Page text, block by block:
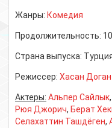
Жанры: Комедия
Продолжительность:
Страна выпуска:
Режиссер: Хасан Доган
Актеры: Альпер Сайлык,
Рюя Джорич, Берат
Селахаттин Ташдёген,